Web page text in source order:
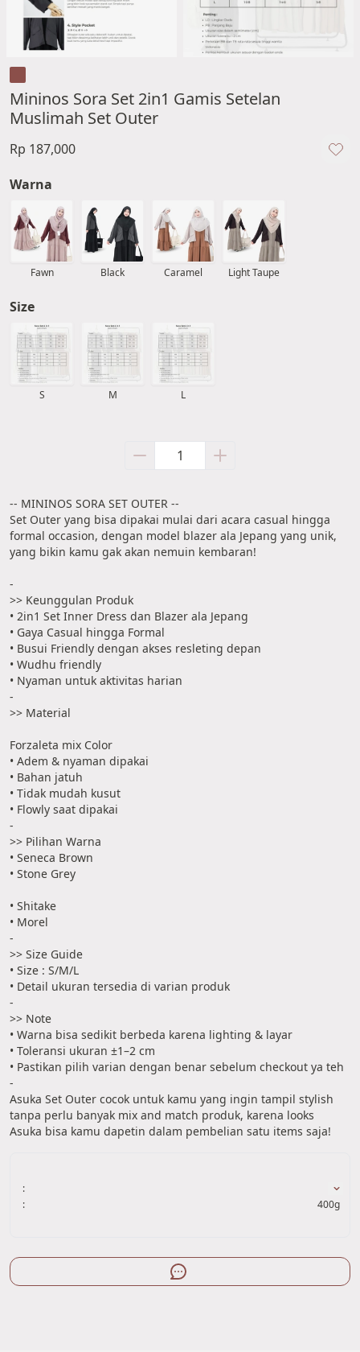
Mininos Sora Set 2in1 Gamis Setelan
Muslimah Set Outer
Rp 187,000
Warna
Fawn Black Caramel Light Taupe
Size
S M L
-- MININOS SORA SET OUTER --
Set Outer yang bisa dipakai mulai dari acara casual hingga
formal occasion, dengan model blazer ala Jepang yang unik,
yang bikin kamu gak akan nemuin kembaran!
-
>> Keunggulan Produk
• 2in1 Set Inner Dress dan Blazer ala Jepang
• Gaya Casual hingga Formal
• Busui Friendly dengan akses resleting depan
• Wudhu friendly
• Nyaman untuk aktivitas harian
-
>> Material
Forzaleta mix Color
• Adem & nyaman dipakai
• Bahan jatuh
• Tidak mudah kusut
• Flowly saat dipakai
-
>> Pilihan Warna
• Seneca Brown
• Stone Grey
• Shitake
• Morel
-
>> Size Guide
• Size : S/M/L
• Detail ukuran tersedia di varian produk
-
>> Note
• Warna bisa sedikit berbeda karena lighting & layar
• Toleransi ukuran ±1–2 cm
• Pastikan pilih varian dengan benar sebelum checkout ya teh
-
Asuka Set Outer cocok untuk kamu yang ingin tampil stylish
tanpa perlu banyak mix and match produk, karena looks
Asuka bisa kamu dapetin dalam pembelian satu items saja!
:
:
400g